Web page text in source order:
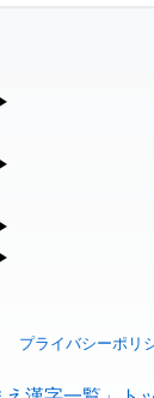
入力、書き順練
字辞典 - 読み方検索
方・書き順 書き取
熟語辞典、地名
レンスツールです。
索、発音記号、
語の意味・発音・類語
国語の手書き入
中国語入力 変換ツール
ピンイン一覧表
の名前の読み方
苗字・名前一覧と
ミアリーグ選手名一覧
ズなど、楽しみ
漢字ゲーム一覧
サイトからでも
す。
プライバシーポリ